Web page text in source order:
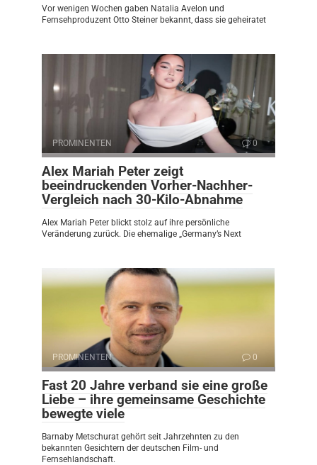
Vor wenigen Wochen gaben Natalia Avelon und
Fernsehproduzent Otto Steiner bekannt, dass sie geheiratet
PROMINENTEN 0
Alex Mariah Peter zeigt
beeindruckenden Vorher-Nachher-
Vergleich nach 30-Kilo-Abnahme
Alex Mariah Peter blickt stolz auf ihre persönliche
Veränderung zurück. Die ehemalige „Germany’s Next
PROMINENTEN 0
Fast 20 Jahre verband sie eine große
Liebe – ihre gemeinsame Geschichte
bewegte viele
Barnaby Metschurat gehört seit Jahrzehnten zu den
bekannten Gesichtern der deutschen Film- und
Fernsehlandschaft.